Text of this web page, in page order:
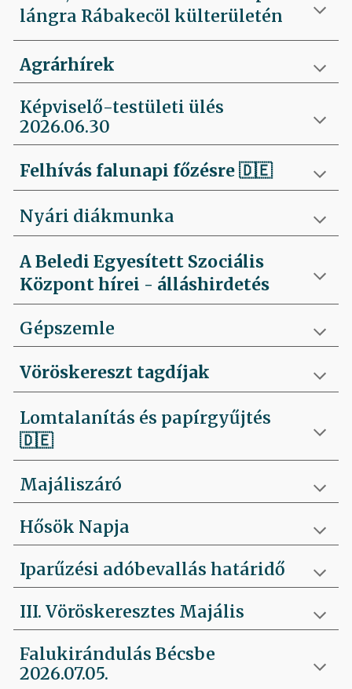
lángra Rábakecöl külterületén
Agrárhírek
Képviselő-testületi ülés
2026.06.30
Felhívás falunapi főzésre🇩🇪
Nyári diákmunka
A Beledi Egyesített Szociális
Központ hírei - álláshirdetés
Gépszemle
Vöröskereszt tagdíjak
Lomtalanítás és papírgyűjtés
🇩🇪
Majáliszáró
Hősök Napja
Iparűzési adóbevallás határidő
III. Vöröskeresztes Majális
Falukirándulás Bécsbe
2026.07.05.